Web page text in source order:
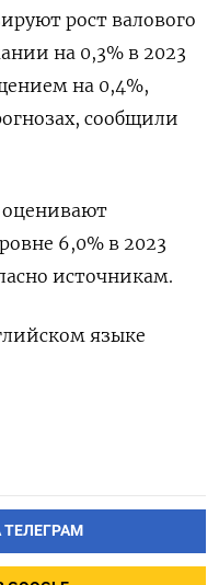
рост валового
на 0,3% в 2023
на 0,4%,
сообщили
6,0% в 2023
источникам.
языке